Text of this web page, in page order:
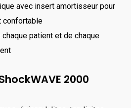
avec insert amortisseur pour
confortable
patient et de chaque
2000